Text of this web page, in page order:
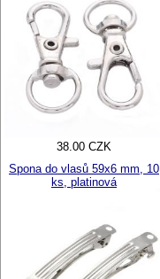
38.00 CZK
Spona do vlasů 59x6 mm, 10
ks, platinová